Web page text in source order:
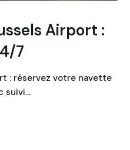
Airport :
7
: réservez votre navette
suivi…